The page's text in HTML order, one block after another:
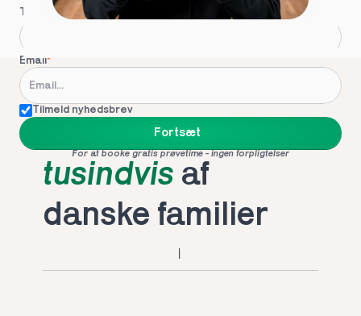
Telefon*
Email*
Tilmeld nyhedsbrev
Fortsæt
For at booke gratis prøvetime - ingen forpligtelser
tusindvis af
danske familier